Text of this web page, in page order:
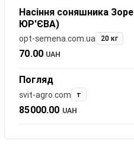
Насіння соняшника
ЮР'ЄВА)
opt-semena.com.ua 20 кг
70.00 UAH
Погляд
svit-agro.com т
85000.00 UAH